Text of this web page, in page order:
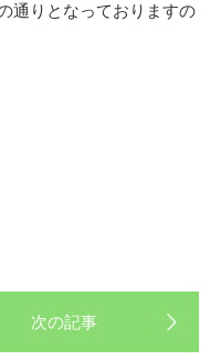
通りとなっておりますの